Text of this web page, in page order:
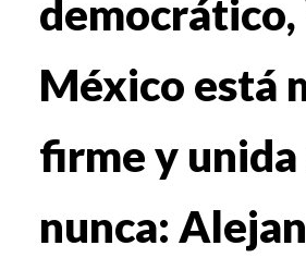
democrático,
México está
firme y unida
nunca: